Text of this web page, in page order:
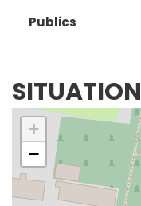
Publics
SITUATION
+
−